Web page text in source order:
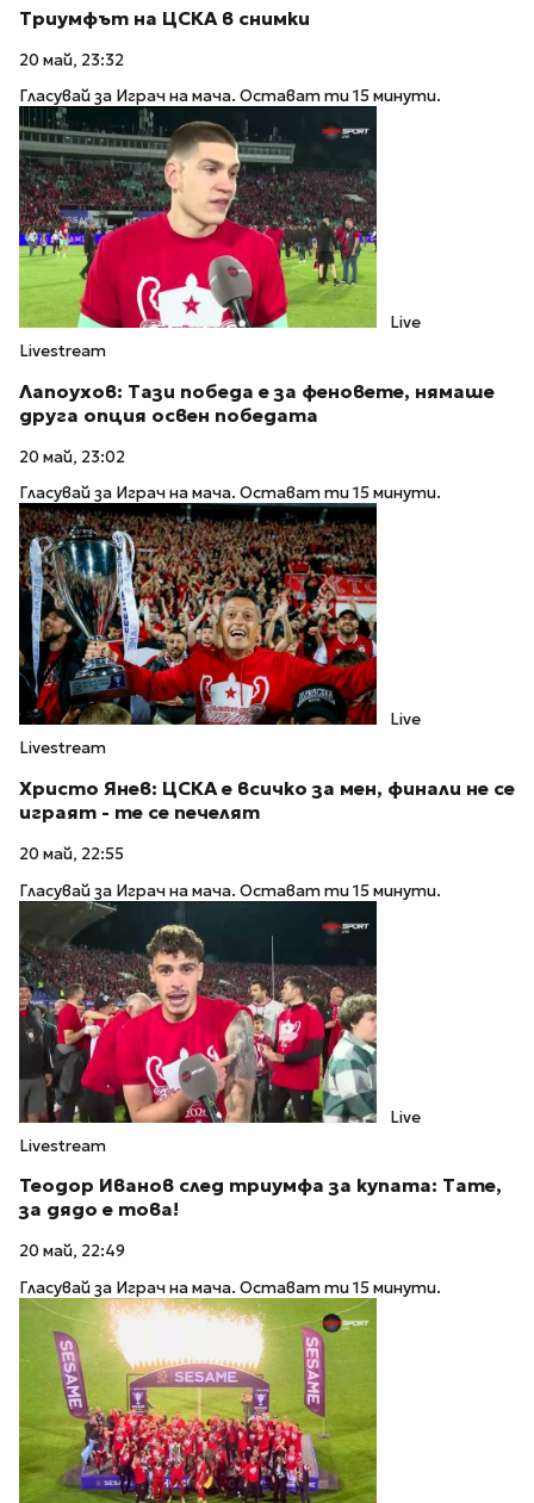
Триумфът на ЦСКА в снимки
20 май, 23:32
Гласувай за Играч на мача. Остават ти 15 минути.
Live
Livestream
Лапоухов: Тази победа е за феновете, нямаше
друга опция освен победата
20 май, 23:02
Гласувай за Играч на мача. Остават ти 15 минути.
Live
Livestream
Христо Янев: ЦСКА е всичко за мен, финали не се
играят - те се печелят
20 май, 22:55
Гласувай за Играч на мача. Остават ти 15 минути.
Live
Livestream
Теодор Иванов след триумфа за купата: Тате,
за дядо е това!
20 май, 22:49
Гласувай за Играч на мача. Остават ти 15 минути.